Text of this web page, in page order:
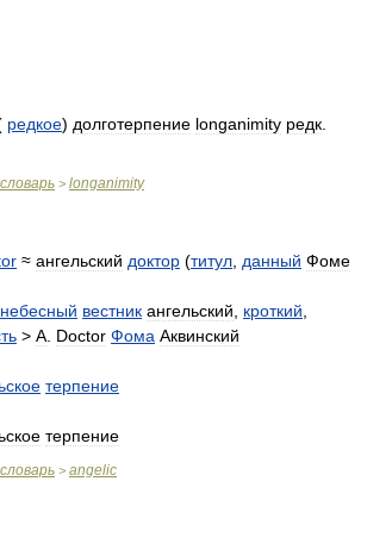
редкое) долготерпение longanimity редк
словарь > longanimity
≈ ангельский доктор (титул данный Фоме
небесный вестник ангельский кроткий
> A Doctor Фома Аквинский
терпение
терпение
словарь > angelic